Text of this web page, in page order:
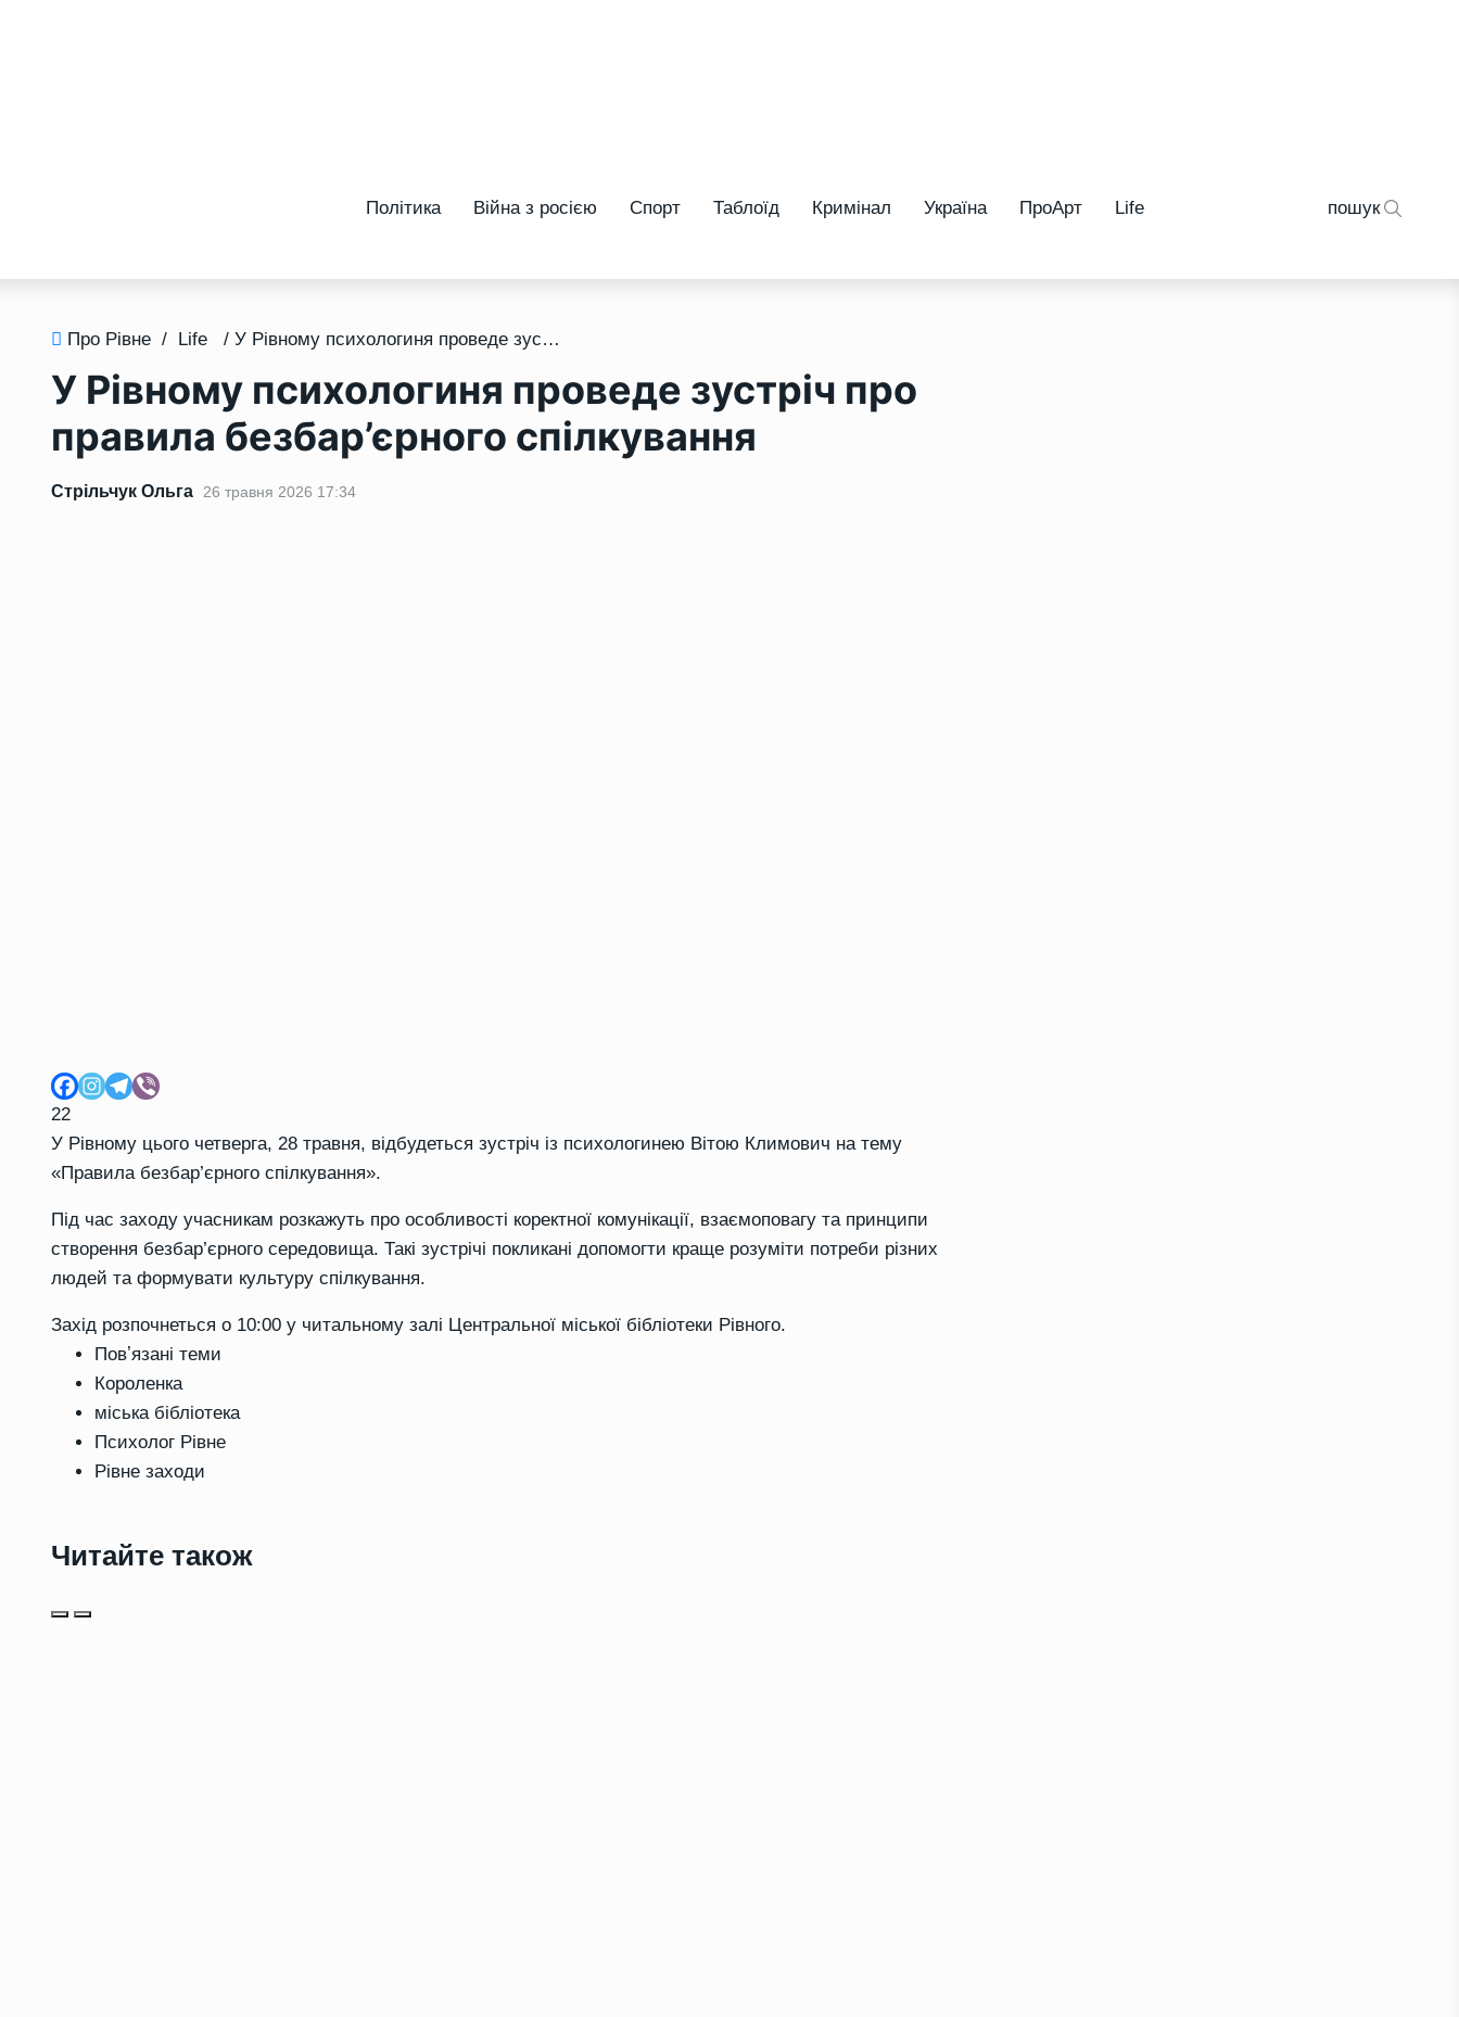
Політика Війна з росією Спорт Таблоїд Кримінал Україна ПроАрт Life пошук
Про Рівне / Life / У Рівному психологиня проведе зустріч про правила безбар’єрного спілкування
У Рівному психологиня проведе зустріч про
правила безбар’єрного спілкування
Стрільчук Ольга 26 травня 2026 17:34
22
У Рівному цього четверга, 28 травня, відбудеться зустріч із психологинею Вітою Климович на тему
«Правила безбар’єрного спілкування».
Під час заходу учасникам розкажуть про особливості коректної комунікації, взаємоповагу та принципи
створення безбар’єрного середовища. Такі зустрічі покликані допомогти краще розуміти потреби різних
людей та формувати культуру спілкування.
Захід розпочнеться о 10:00 у читальному залі Центральної міської бібліотеки Рівного.
Повʼязані теми
Короленка
міська бібліотека
Психолог Рівне
Рівне заходи
Читайте також